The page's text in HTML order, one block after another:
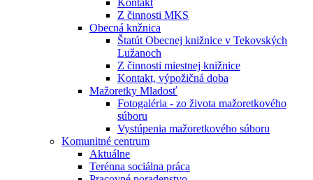
Kontakt
Z činnosti MKS
Obecná knžnica
Štatút Obecnej knižnice v Tekovských
Lužanoch
Z činnosti miestnej knižnice
Kontakt, výpožičná doba
Mažoretky Mladosť
Fotogaléria - zo života mažoretkového
súboru
Vystúpenia mažoretkového súboru
Komunitné centrum
Aktuálne
Terénna sociálna práca